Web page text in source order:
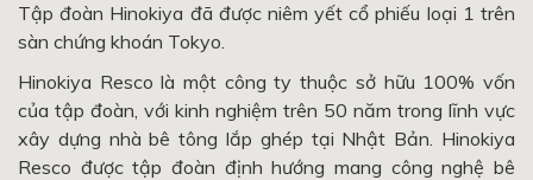
Tập đoàn Hinokiya đã được niêm yết cổ phiếu loại 1 trên
sàn chứng khoán Tokyo.
Hinokiya Resco là một công ty thuộc sở hữu 100% vốn
của tập đoàn, với kinh nghiệm trên 50 năm trong lĩnh vực
xây dựng nhà bê tông lắp ghép tại Nhật Bản. Hinokiya
Resco được tập đoàn định hướng mang công nghệ bê